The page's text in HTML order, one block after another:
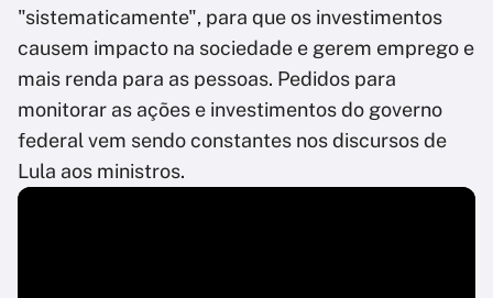
"sistematicamente", para que os investimentos
causem impacto na sociedade e gerem emprego e
mais renda para as pessoas. Pedidos para
monitorar as ações e investimentos do governo
federal vem sendo constantes nos discursos de
Lula aos ministros.